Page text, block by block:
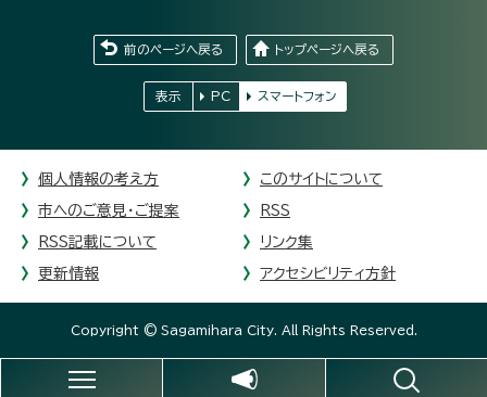
前のページへ戻る トップページへ戻る
表示 PC スマートフォン
個人情報の考え方 このサイトについて
市へのご意見・ご提案 RSS
RSS記載について リンク集
更新情報 アクセシビリティ方針
Copyright © Sagamihara City. All Rights Reserved.